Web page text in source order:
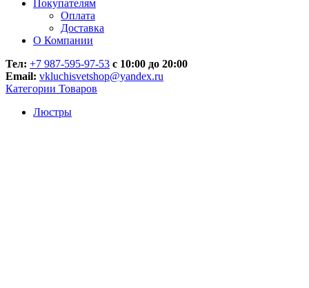
Покупателям
Оплата
Доставка
О Компании
Тел: +7 987-595-97-53 с 10:00 до 20:00
Email: vkluchisvetshop@yandex.ru
Категории Товаров
Люстры